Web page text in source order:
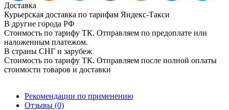
Доставка
Курьерская доставка по тарифам Яндекс-Такси
В другие города РФ
Стоимость по тарифу ТК. Отправляем по предоплате или
наложенным платежом.
В страны СНГ и зарубеж
Стоимость по тарифу ТК. Отправляем после полной оплаты
стоимости товаров и доставки
Рекомендации по применению
Отзывы (0)